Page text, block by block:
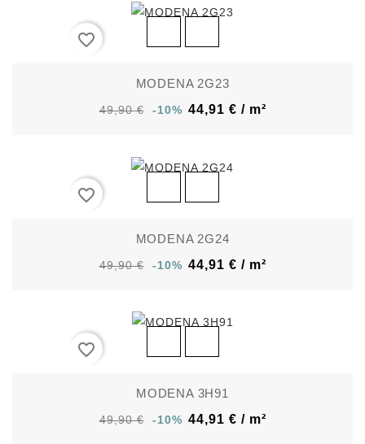
favorite_border
MODENA 2G23
49,90 € -10% 44,91 € / m²
favorite_border
MODENA 2G24
49,90 € -10% 44,91 € / m²
favorite_border
MODENA 3H91
49,90 € -10% 44,91 € / m²